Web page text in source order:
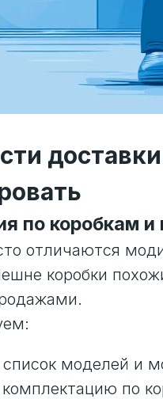
по коробкам и
отличаются
коробки
моделей и
по